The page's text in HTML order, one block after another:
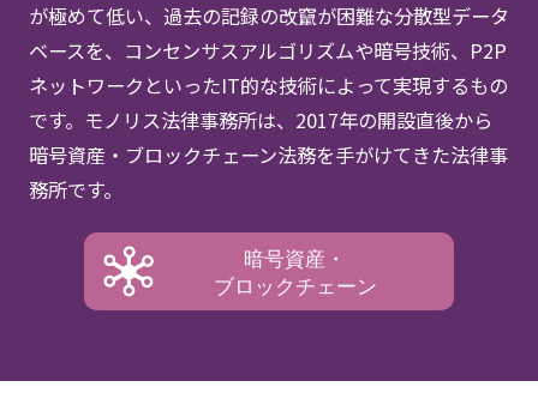
が極めて低い、過去の記録の改竄が困難な分散型データ
ベースを、コンセンサスアルゴリズムや暗号技術、P2P
ネットワークといったIT的な技術によって実現するもの
です。モノリス法律事務所は、2017年の開設直後から
暗号資産・ブロックチェーン法務を手がけてきた法律事
務所です。
暗号資産・
ブロックチェーン